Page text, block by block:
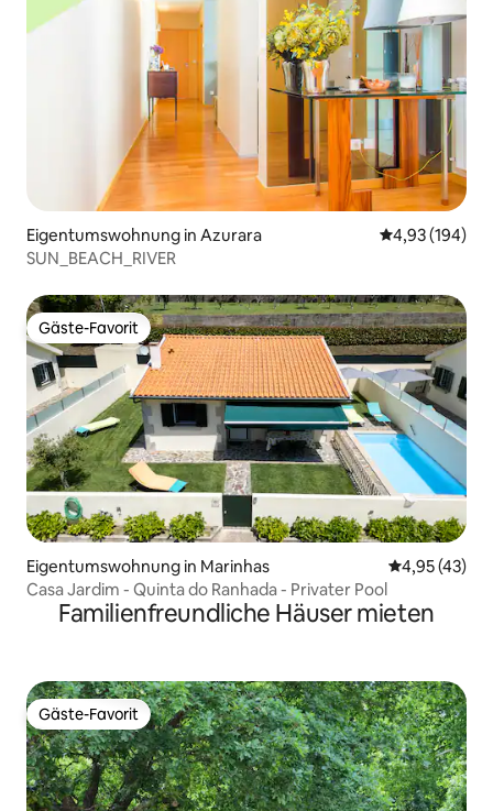
Eigentumswohnung in Azurara
4,93 (194)
SUN_BEACH_RIVER
Gäste-Favorit
Gäste-Favorit
Eigentumswohnung in Marinhas
4,95 (43)
Casa Jardim - Quinta do Ranhada - Privater Pool
Familienfreundliche Häuser mieten
Gäste-Favorit
Gäste-Favorit